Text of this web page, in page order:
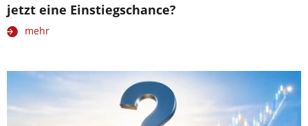
jetzt eine Einstiegschance?
mehr